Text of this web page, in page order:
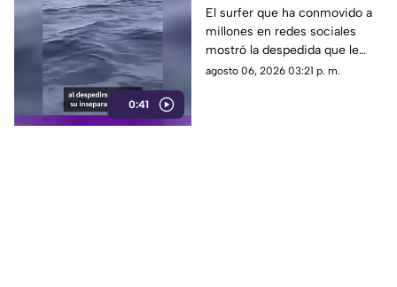
0:41
DESPEDIDA tras muerte
de su mejor amigo; lo
hizo desde el mar
El surfer que ha conmovido a
millones en redes sociales
mostró la despedida que le
organizó a su fiel y mejor
agosto 06, 2026 03:21 p. m.